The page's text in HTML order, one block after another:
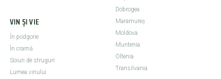
VIN ȘI VIE
În podgorie
În cramă
Soiuri de struguri
Lumea vinului
Dobrogea
Maramureş
Moldova
Muntenia
Oltenia
Transilvania